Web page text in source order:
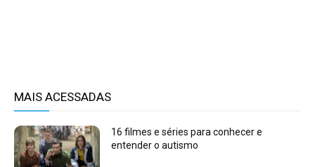
MAIS ACESSADAS
16 filmes e séries para conhecer e
entender o autismo